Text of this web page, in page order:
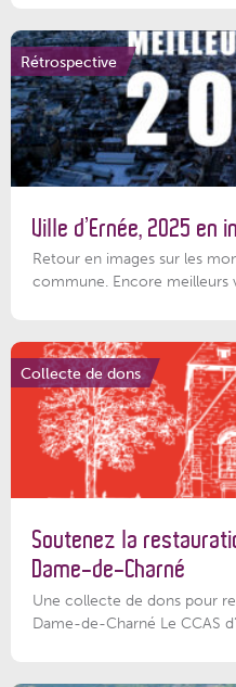
Rétrospective
Ville d’Ernée, 2025 en
Retour en images sur les
commune. Encore meilleurs
Collecte de dons
Soutenez la
Dame-de-Charné
Une collecte de dons pour
Dame-de-Charné Le CCAS